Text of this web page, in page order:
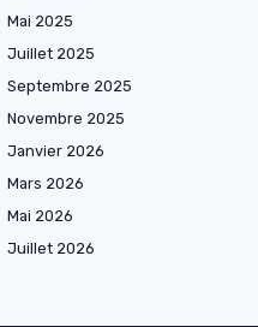
Mai 2025
Juillet 2025
Septembre 2025
Novembre 2025
Janvier 2026
Mars 2026
Mai 2026
Juillet 2026